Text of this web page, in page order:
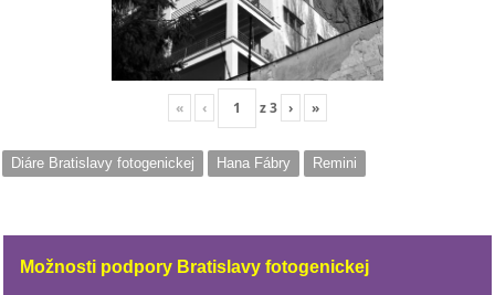
« ‹ z3 › »
Diáre Bratislavy fotogenickej Hana Fábry Remini
Možnosti podpory Bratislavy fotogenickej